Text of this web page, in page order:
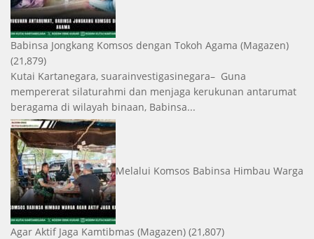
Babinsa Jongkang Komsos dengan Tokoh Agama (Magazen)
(21,879)
Kutai Kartanegara, suarainvestigasinegara– Guna
mempererat silaturahmi dan menjaga kerukunan antarumat
beragama di wilayah binaan, Babinsa...
Melalui Komsos Babinsa Himbau Warga
Agar Aktif Jaga Kamtibmas (Magazen) (21,807)